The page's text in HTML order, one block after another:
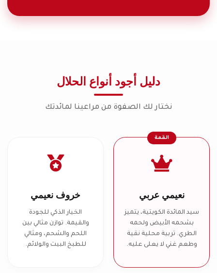
دليل أجود أنواع الحلال
نختار لك الصفوة من مراعينا لمائدتك
القمة
نعيمي عربي
سيد المائدة الكويتية، يتميز
بشحمه الأبيض ولحمه
الطري. تربية محلية نقية
وطعم غني لا يعلى عليه.
خروف نعيمي
الخيار الذكي للجودة
والقيمة. توازن مثالي بين
اللحم والشحم، ومثالي
للطبخ البيت والولائم.